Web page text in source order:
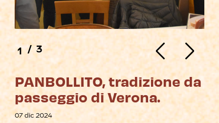
PANBOLLITO, tradizione da
passeggio di Verona.
07 dic 2024
1 / 3